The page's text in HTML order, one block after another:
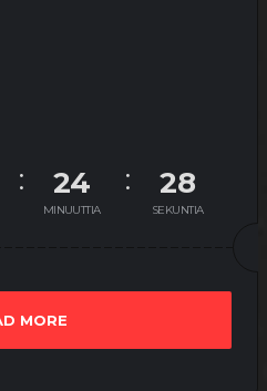
24
MINUUTTIA
27
SEKUNTIA
MORE